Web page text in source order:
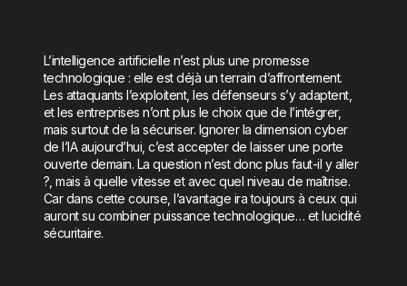
L’intelligence artificielle n’est plus une promesse
technologique : elle est déjà un terrain d’affrontement.
Les attaquants l’exploitent, les défenseurs s’y adaptent,
et les entreprises n’ont plus le choix que de l’intégrer,
mais surtout de la sécuriser. Ignorer la dimension cyber
de l’IA aujourd’hui, c’est accepter de laisser une porte
ouverte demain. La question n’est donc plus faut-il y aller
?, mais à quelle vitesse et avec quel niveau de maîtrise.
Car dans cette course, l’avantage ira toujours à ceux qui
auront su combiner puissance technologique… et lucidité
sécuritaire.